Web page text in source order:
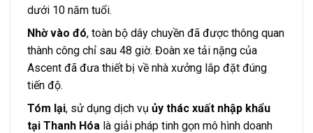
dưới 10 năm tuổi.
Nhờ vào đó, toàn bộ dây chuyền đã được thông quan
thành công chỉ sau 48 giờ. Đoàn xe tải nặng của
Ascent đã đưa thiết bị về nhà xưởng lắp đặt đúng
tiến độ.
Tóm lại, sử dụng dịch vụ ủy thác xuất nhập khẩu
tại Thanh Hóa là giải pháp tinh gọn mô hình doanh